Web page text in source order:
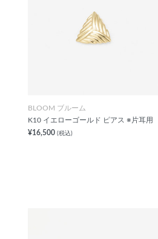
BLOOM ブルーム
K10 イエローゴールド ピアス ※片耳用
¥16,500 (税込)